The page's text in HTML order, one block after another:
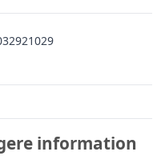
information